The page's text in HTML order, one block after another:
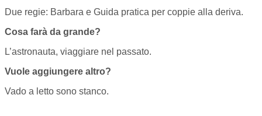
Due regie: Barbara e Guida pratica per coppie alla deriva.
Cosa farà da grande?
L’astronauta, viaggiare nel passato.
Vuole aggiungere altro?
Vado a letto sono stanco.